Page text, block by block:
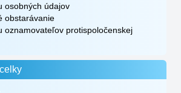
osobných údajov
obstarávanie
oznamovateľov protispoločenskej